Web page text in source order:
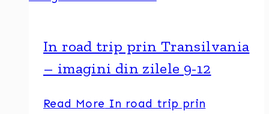
In road trip prin Transilvania
– imagini din zilele 9-12
Read More In road trip prin